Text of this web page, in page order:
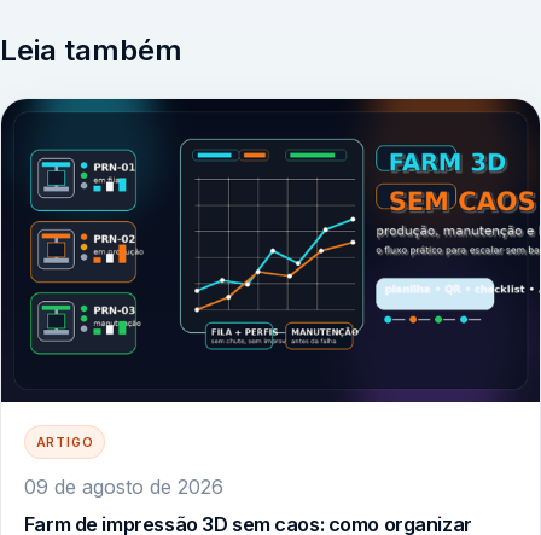
Leia também
ARTIGO
09 de agosto de 2026
Farm de impressão 3D sem caos: como organizar